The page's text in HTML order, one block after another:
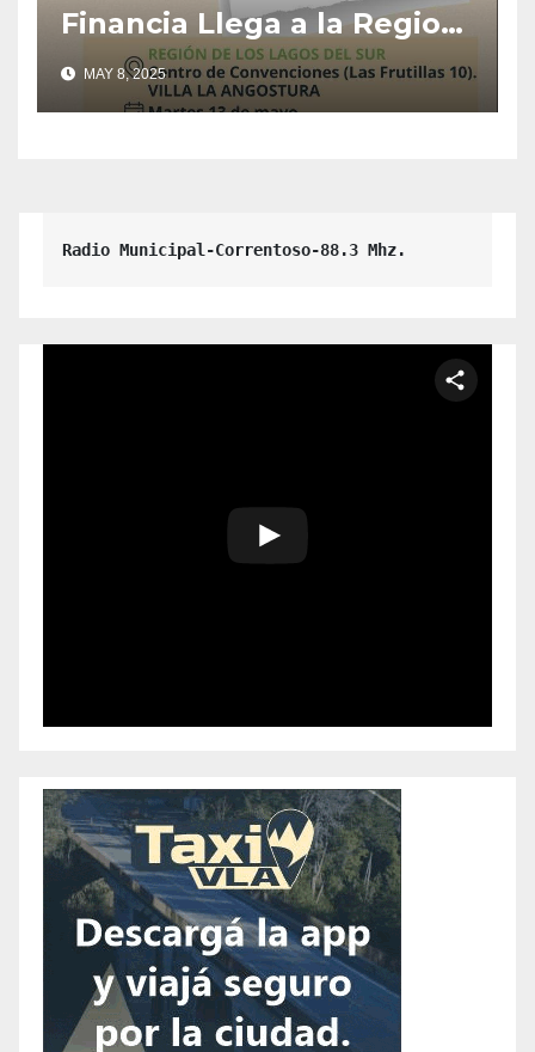
Financia Llega a la Region
Los Lagos Del Sur.
MAY 8, 2025
Radio Municipal-Correntoso-88.3 Mhz.